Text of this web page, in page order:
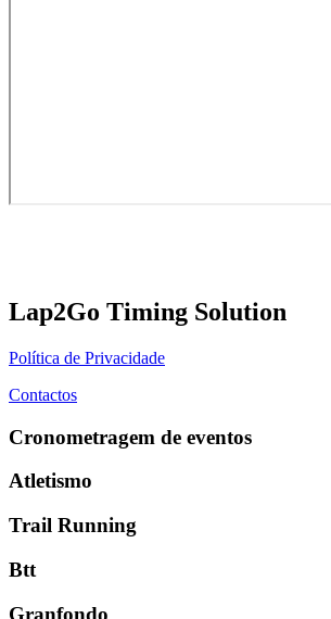
Lap2Go Timing Solution
Política de Privacidade
Contactos
Cronometragem de eventos
Atletismo
Trail Running
Btt
Granfondo